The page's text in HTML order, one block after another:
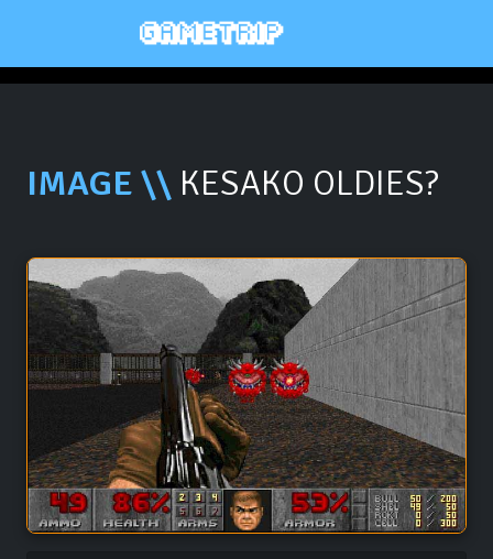
IMAGE \\ KESAKO OLDIES?